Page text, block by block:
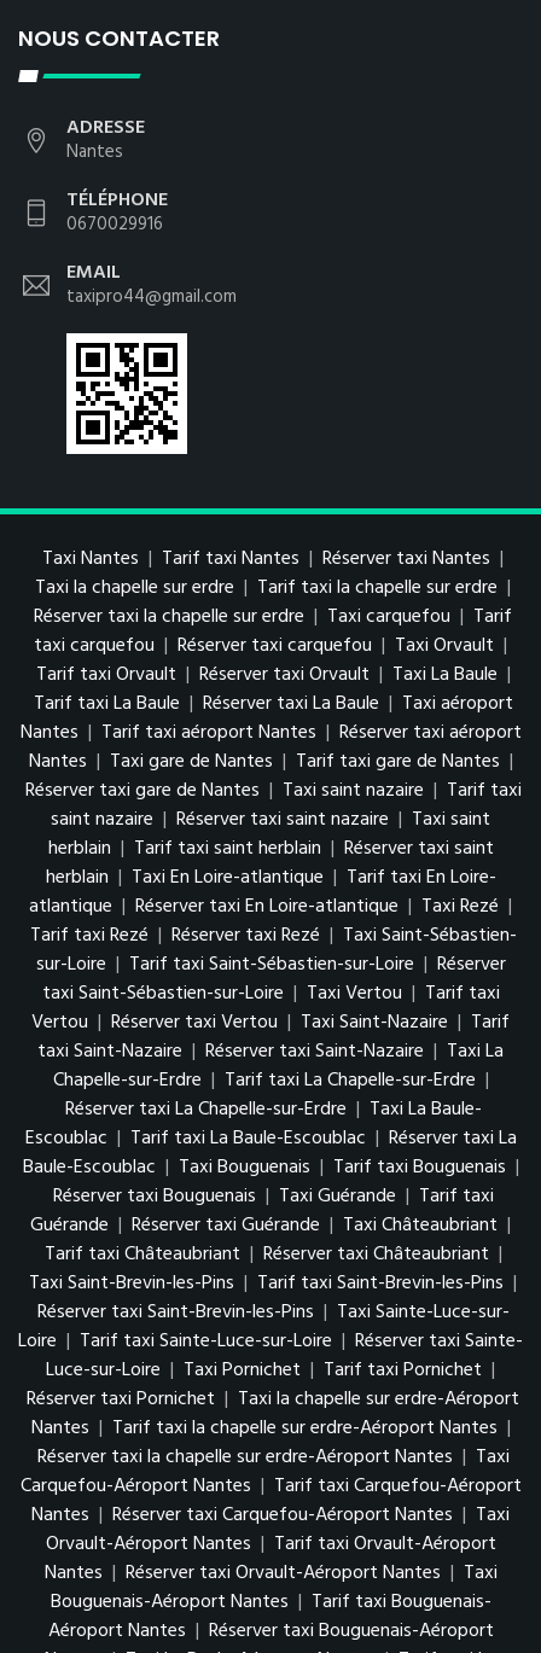
NOUS CONTACTER
ADRESSE
Nantes
TÉLÉPHONE
0670029916
EMAIL
taxipro44@gmail.com
Taxi Nantes | Tarif taxi Nantes | Réserver taxi Nantes |
Taxi la chapelle sur erdre | Tarif taxi la chapelle sur erdre |
Réserver taxi la chapelle sur erdre | Taxi carquefou | Tarif
taxi carquefou | Réserver taxi carquefou | Taxi Orvault |
Tarif taxi Orvault | Réserver taxi Orvault | Taxi La Baule |
Tarif taxi La Baule | Réserver taxi La Baule | Taxi aéroport
Nantes | Tarif taxi aéroport Nantes | Réserver taxi aéroport
Nantes | Taxi gare de Nantes | Tarif taxi gare de Nantes |
Réserver taxi gare de Nantes | Taxi saint nazaire | Tarif taxi
saint nazaire | Réserver taxi saint nazaire | Taxi saint
herblain | Tarif taxi saint herblain | Réserver taxi saint
herblain | Taxi En Loire-atlantique | Tarif taxi En Loire-
atlantique | Réserver taxi En Loire-atlantique | Taxi Rezé |
Tarif taxi Rezé | Réserver taxi Rezé | Taxi Saint-Sébastien-
sur-Loire | Tarif taxi Saint-Sébastien-sur-Loire | Réserver
taxi Saint-Sébastien-sur-Loire | Taxi Vertou | Tarif taxi
Vertou | Réserver taxi Vertou | Taxi Saint-Nazaire | Tarif
taxi Saint-Nazaire | Réserver taxi Saint-Nazaire | Taxi La
Chapelle-sur-Erdre | Tarif taxi La Chapelle-sur-Erdre |
Réserver taxi La Chapelle-sur-Erdre | Taxi La Baule-
Escoublac | Tarif taxi La Baule-Escoublac | Réserver taxi La
Baule-Escoublac | Taxi Bouguenais | Tarif taxi Bouguenais |
Réserver taxi Bouguenais | Taxi Guérande | Tarif taxi
Guérande | Réserver taxi Guérande | Taxi Châteaubriant |
Tarif taxi Châteaubriant | Réserver taxi Châteaubriant |
Taxi Saint-Brevin-les-Pins | Tarif taxi Saint-Brevin-les-Pins |
Réserver taxi Saint-Brevin-les-Pins | Taxi Sainte-Luce-sur-
Loire | Tarif taxi Sainte-Luce-sur-Loire | Réserver taxi Sainte-
Luce-sur-Loire | Taxi Pornichet | Tarif taxi Pornichet |
Réserver taxi Pornichet | Taxi la chapelle sur erdre-Aéroport
Nantes | Tarif taxi la chapelle sur erdre-Aéroport Nantes |
Réserver taxi la chapelle sur erdre-Aéroport Nantes | Taxi
Carquefou-Aéroport Nantes | Tarif taxi Carquefou-Aéroport
Nantes | Réserver taxi Carquefou-Aéroport Nantes | Taxi
Orvault-Aéroport Nantes | Tarif taxi Orvault-Aéroport
Nantes | Réserver taxi Orvault-Aéroport Nantes | Taxi
Bouguenais-Aéroport Nantes | Tarif taxi Bouguenais-
Aéroport Nantes | Réserver taxi Bouguenais-Aéroport